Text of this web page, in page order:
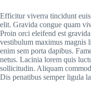
Efficitur viverra tincidunt
elit. Gravida congue quam
Proin orci eleifend est
vestibulum maximus magnis
enim sem porta dapibus.
netus. Lacinia lorem quis
sollicitudin. Aliquam
Dis penatibus semper ligula